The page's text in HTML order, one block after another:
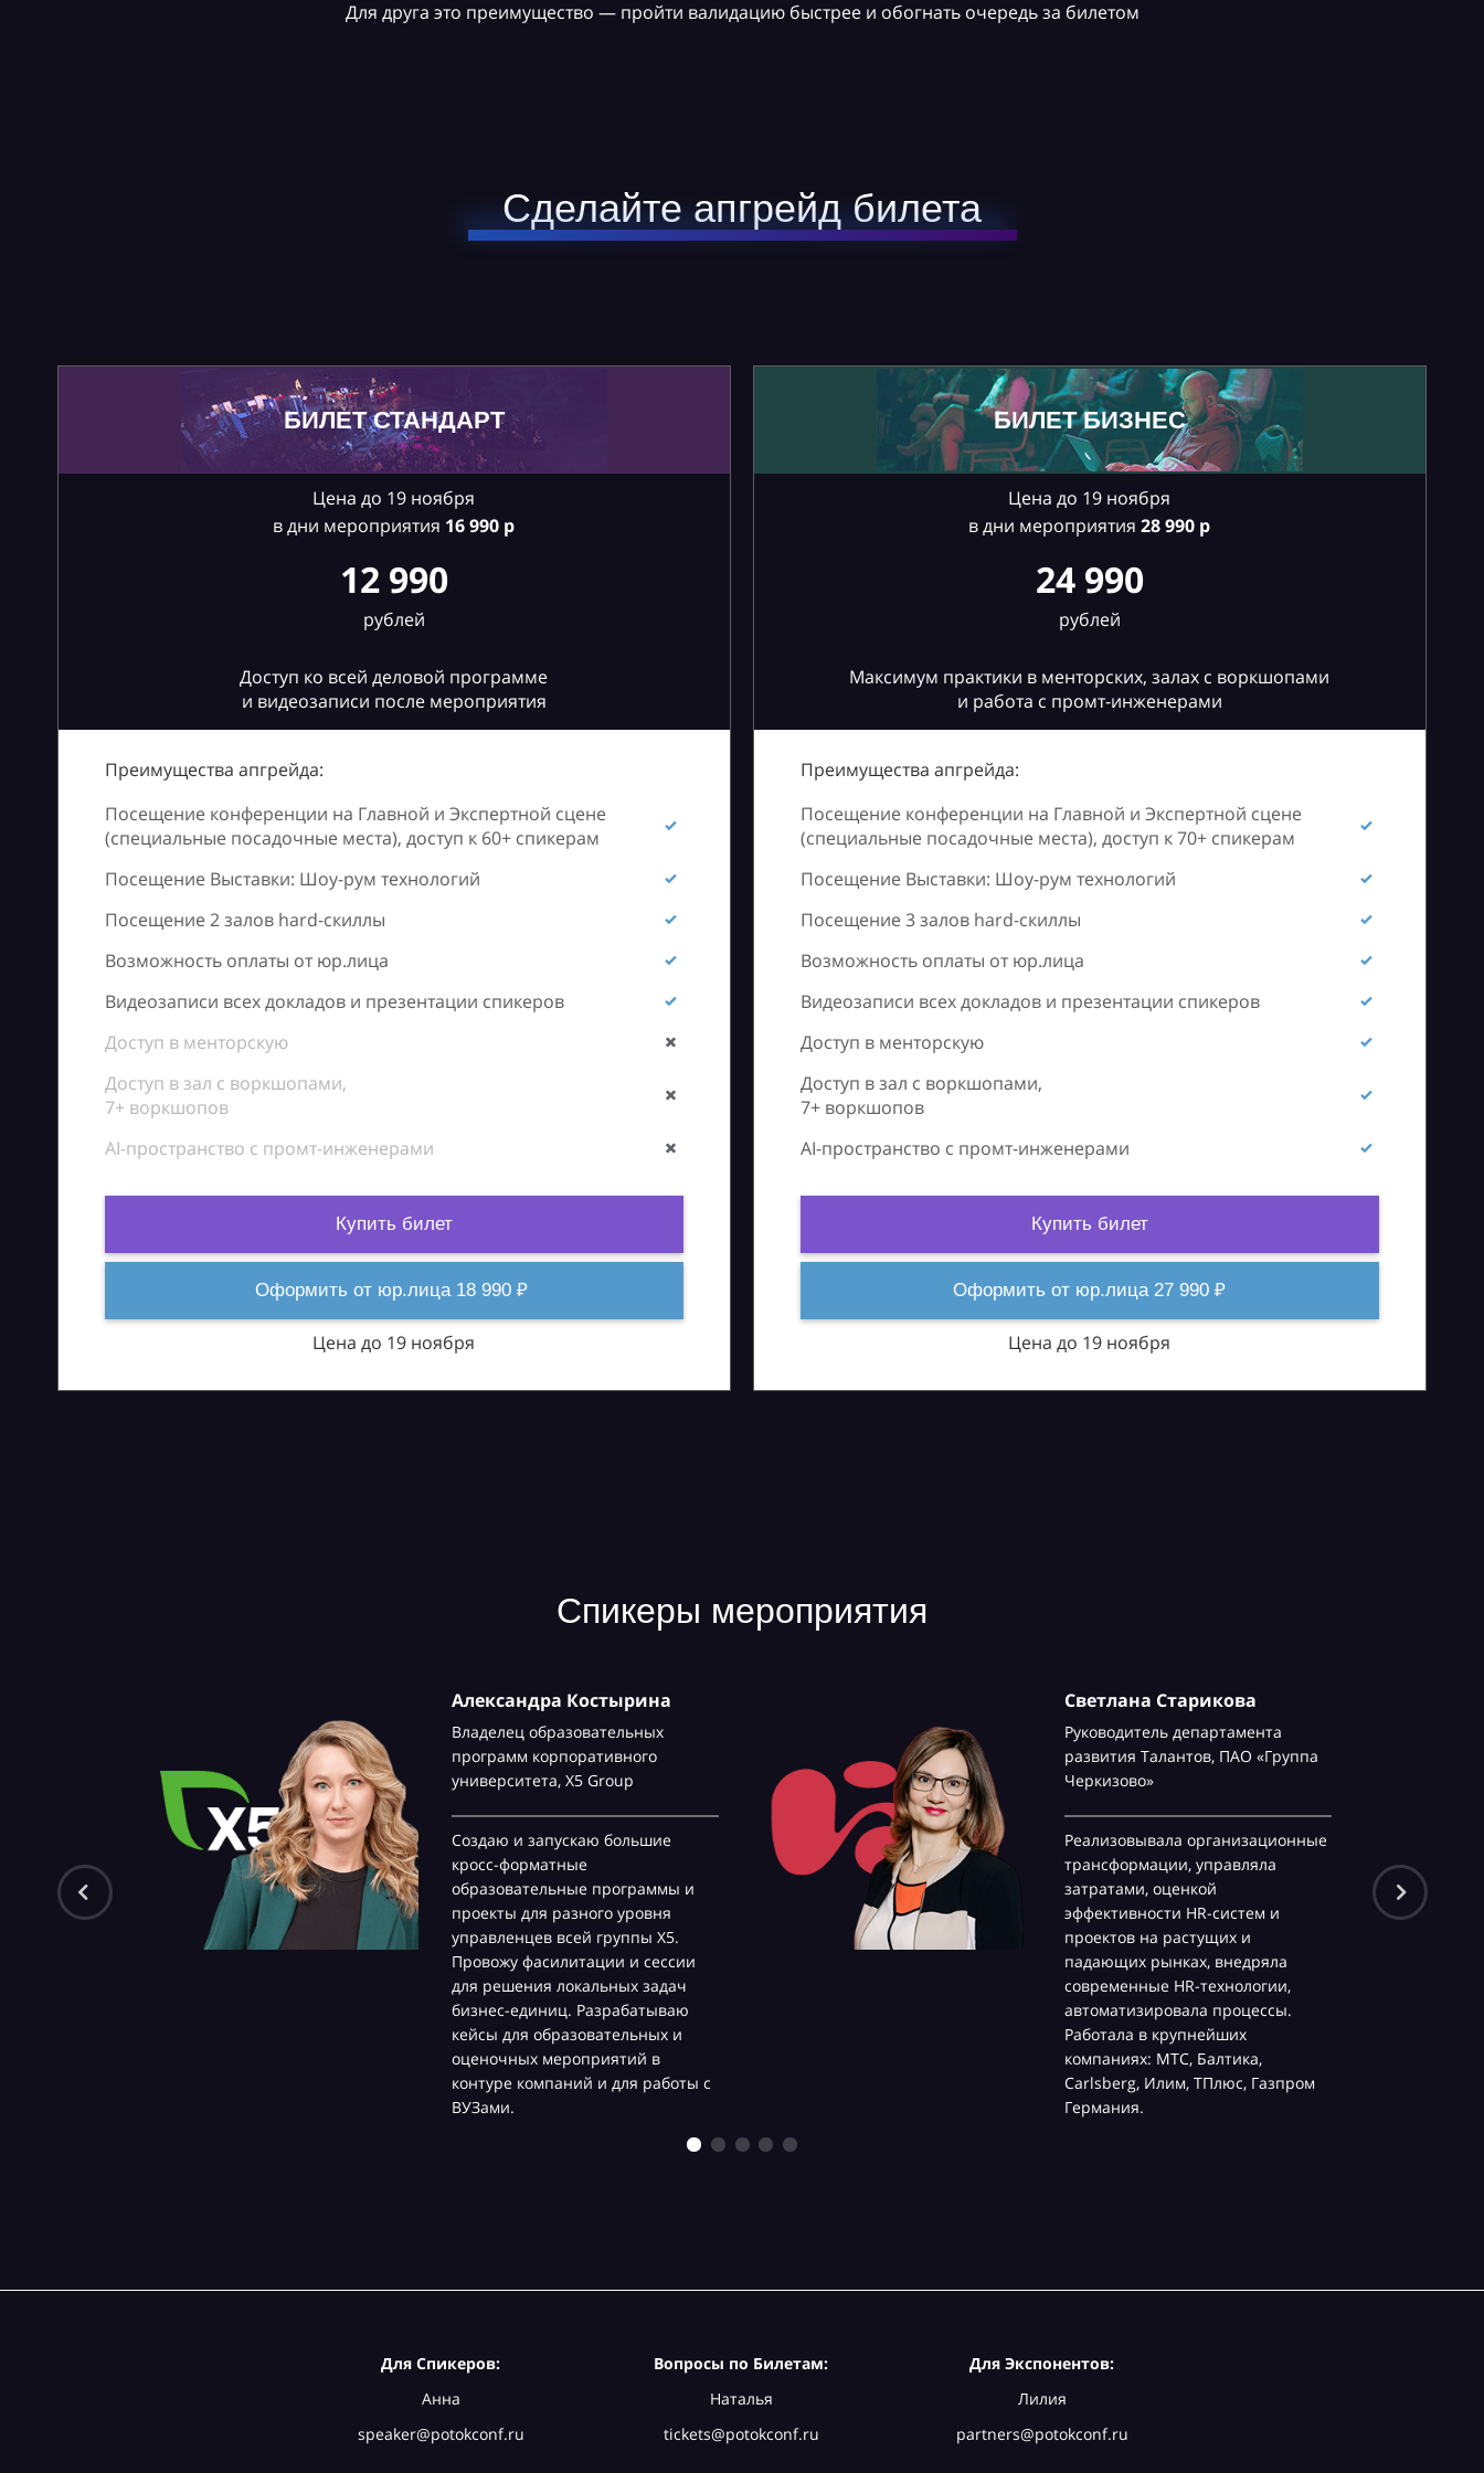
Для друга это преимущество — пройти валидацию быстрее и обогнать очередь за билетом
Сделайте апгрейд билета
БИЛЕТ СТАНДАРТ
Цена до 19 ноября
в дни мероприятия 16990 р
12 990
рублей
Доступ ко всей деловой программе
и видеозаписи после мероприятия
Преимущества апгрейда:
Посещение конференции на Главной и Экспертной сцене
(специальные посадочные места), доступ к 60+ спикерам
Посещение Выставки: Шоу-рум технологий
Посещение 2 залов hard-скиллы
Возможность оплаты от юр.лица
Видеозаписи всех докладов и презентации спикеров
Доступ в менторскую
Доступ в зал с воркшопами,
7+ воркшопов
AI-пространство с промт-инженерами
Купить билет
Оформить от юр.лица 18 990 ₽
Цена до 19 ноября
БИЛЕТ БИЗНЕС
Цена до 19 ноября
в дни мероприятия 28990 р
24 990
рублей
Максимум практики в менторских, залах с воркшопами
и работа с промт-инженерами
Преимущества апгрейда:
Посещение конференции на Главной и Экспертной сцене
(специальные посадочные места), доступ к 70+ спикерам
Посещение Выставки: Шоу-рум технологий
Посещение 3 залов hard-скиллы
Возможность оплаты от юр.лица
Видеозаписи всех докладов и презентации спикеров
Доступ в менторскую
Доступ в зал с воркшопами,
7+ воркшопов
AI-пространство с промт-инженерами
Купить билет
Оформить от юр.лица 27 990 ₽
Цена до 19 ноября
Спикеры мероприятия
Александра Костырина
Владелец образовательных
программ корпоративного
университета, Х5 Group
Создаю и запускаю большие
кросс-форматные
образовательные программы и
проекты для разного уровня
управленцев всей группы Х5.
Провожу фасилитации и сессии
для решения локальных задач
бизнес-единиц. Разрабатываю
кейсы для образовательных и
оценочных мероприятий в
контуре компаний и для работы с
ВУЗами.
Светлана Старикова
Руководитель департамента
развития Талантов, ПАО «Группа
Черкизово»
Реализовывала организационные
трансформации, управляла
затратами, оценкой
эффективности HR-систем и
проектов на растущих и
падающих рынках, внедряла
современные HR-технологии,
автоматизировала процессы.
Работала в крупнейших
компаниях: МТС, Балтика,
Carlsberg, Илим, ТПлюс, Газпром
Германия.
Для Спикеров:
Анна
speaker@potokconf.ru
Вопросы по Билетам:
Наталья
tickets@potokconf.ru
Для Экспонентов:
Лилия
partners@potokconf.ru